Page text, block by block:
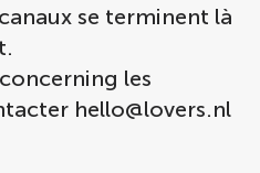
se terminent là
les
hello@lovers.nl